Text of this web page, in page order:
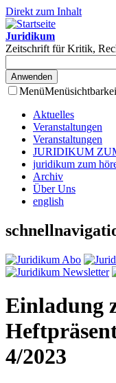
Direkt zum Inhalt
Juridikum
Zeitschrift für Kritik,
Menü
Aktuelles
Veranstaltungen
Veranstaltungen
JURIDIKUM
juridikum zum
Archiv
Über Uns
english
Einladung
4/2023